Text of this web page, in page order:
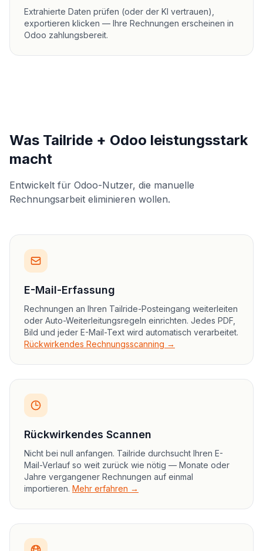
Extrahierte Daten prüfen (oder der KI vertrauen),
exportieren klicken — Ihre Rechnungen erscheinen in
Odoo zahlungsbereit.
Was Tailride + Odoo leistungsstark
macht
Entwickelt für Odoo-Nutzer, die manuelle
Rechnungsarbeit eliminieren wollen.
E-Mail-Erfassung
Rechnungen an Ihren Tailride-Posteingang weiterleiten
oder Auto-Weiterleitungsregeln einrichten. Jedes PDF,
Bild und jeder E-Mail-Text wird automatisch verarbeitet.
Rückwirkendes Rechnungsscanning →
Rückwirkendes Scannen
Nicht bei null anfangen. Tailride durchsucht Ihren E-
Mail-Verlauf so weit zurück wie nötig — Monate oder
Jahre vergangener Rechnungen auf einmal
importieren. Mehr erfahren →